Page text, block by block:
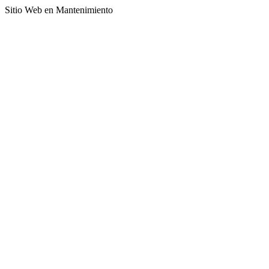
Sitio Web en Mantenimiento